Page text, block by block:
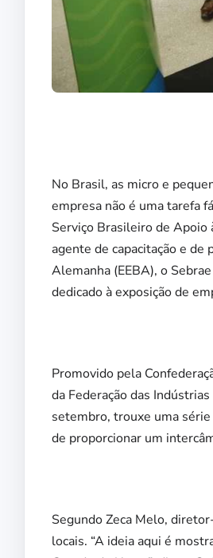
No Brasil, as micro e
empresa não é uma tarefa
Serviço Brasileiro de Apoio
agente de capacitação e
Alemanha (EEBA), o
dedicado à exposição de
Promovido pela
da Federação das
setembro, trouxe uma
de proporcionar um
Segundo Zeca Melo,
locais. “A ideia aqui é